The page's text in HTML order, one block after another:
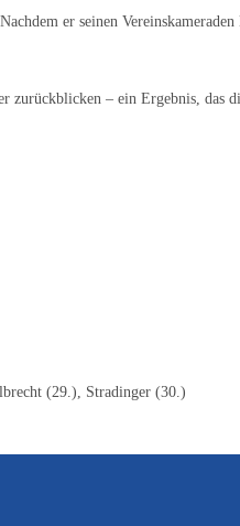
er seinen
– ein Ergebnis, das
(29.), Stradinger (30.)